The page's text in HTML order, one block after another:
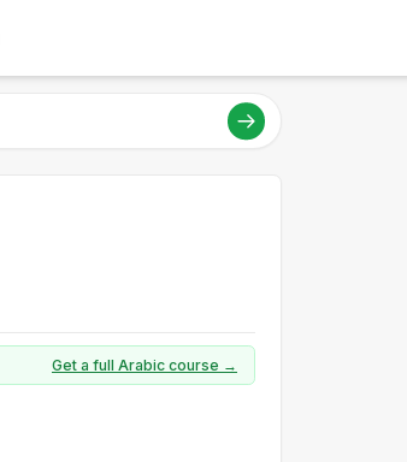
Get a full Arabic course →